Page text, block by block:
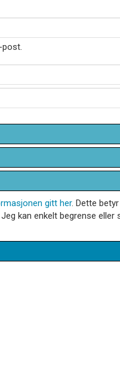
gitt her. Dette
kan enkelt begrense